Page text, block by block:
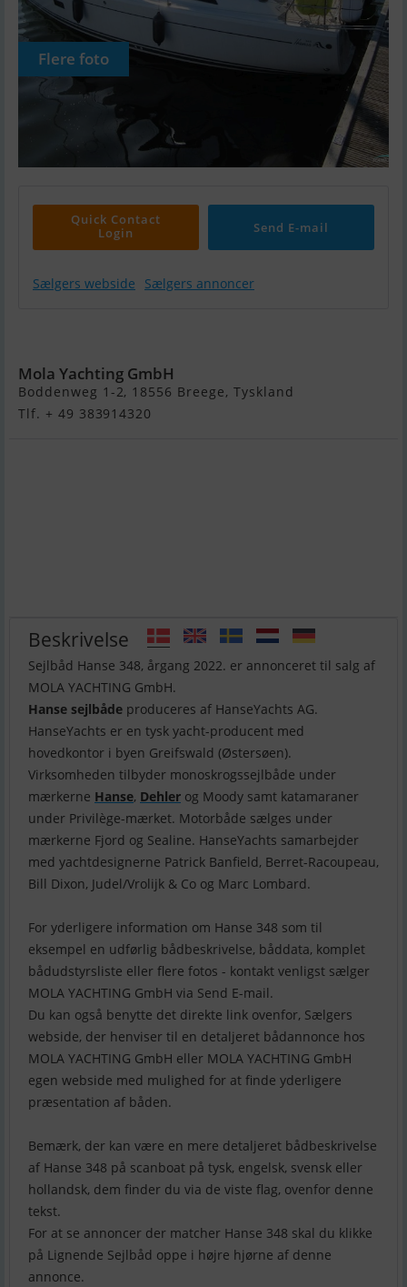
Flere foto
Quick Contact
Login
Send E-mail
Sælgers webside Sælgers annoncer
Mola Yachting GmbH
Boddenweg 1-2, 18556 Breege, Tyskland
Tlf. + 49 383914320
Beskrivelse
Sejlbåd Hanse 348, årgang 2022. er annonceret til salg af
Hanse sejlbåde produceres af HanseYachts AG.
HanseYachts er en tysk yacht-producent med
hovedkontor i byen Greifswald (Østersøen).
Virksomheden tilbyder monoskrogssejlbåde under
mærkerne Hanse, Dehler og Moody samt katamaraner
under Privilège-mærket. Motorbåde sælges under
mærkerne Fjord og Sealine. HanseYachts samarbejder
med yachtdesignerne Patrick Banfield, Berret-Racoupeau,
Bill Dixon, Judel/Vrolijk & Co og Marc Lombard.
For yderligere information om Hanse 348 som til
eksempel en udførlig bådbeskrivelse, båddata, komplet
bådudstyrsliste eller flere fotos - kontakt venligst sælger
MOLA YACHTING GmbH via Send E-mail.
Du kan også benytte det direkte link ovenfor, Sælgers
webside, der henviser til en detaljeret bådannonce hos
MOLA YACHTING GmbH eller MOLA YACHTING GmbH
egen webside med mulighed for at finde yderligere
præsentation af båden.
Bemærk, der kan være en mere detaljeret bådbeskrivelse
af Hanse 348 på scanboat på tysk, engelsk, svensk eller
hollandsk, dem finder du via de viste flag, ovenfor denne
tekst.
For at se annoncer der matcher Hanse 348 skal du klikke
på Lignende Sejlbåd oppe i højre hjørne af denne
annonce.